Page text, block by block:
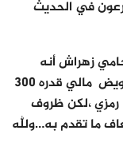
في الحديث
زهراش أنه
يقاضي الصحافي رشيد نيني ويطالبه بتعويض مالي قدره 300
رمزي ،لكن ظروف
ما تقدم به…ولله